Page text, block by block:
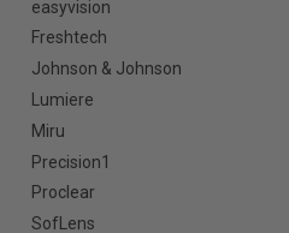
easyvision
Freshtech
Johnson & Johnson
Lumiere
Miru
Precision1
Proclear
SofLens